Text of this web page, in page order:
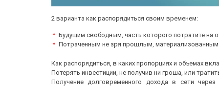
2 варианта как распорядиться своим временем:
Будущим свободным, часть которого потратите на
Потраченным не зря прошлым, материализованным
Как распорядиться, в каких пропорциях и объемах
Потерять инвестиции, не получив ни гроша, или
Получение долговременного дохода в сети через